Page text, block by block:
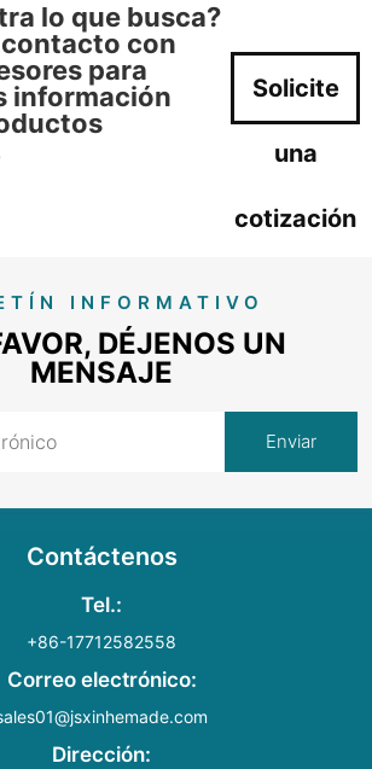
lo que busca?
con
para
información
Solicite
una
cotización
INFORMATIVO
DÉJENOS UN
MENSAJE
Contáctenos
Tel.:
+86-17712582558
Correo electrónico:
Dirección: